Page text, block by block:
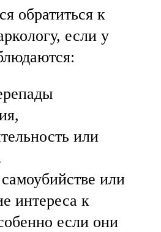
обратиться к
если у
или
или
интереса к
если они